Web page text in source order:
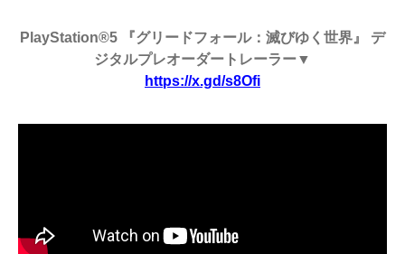
PlayStation®5 『グリードフォール：滅びゆく世界』 デ
ジタルプレオーダートレーラー▼
https://x.gd/s8Ofi